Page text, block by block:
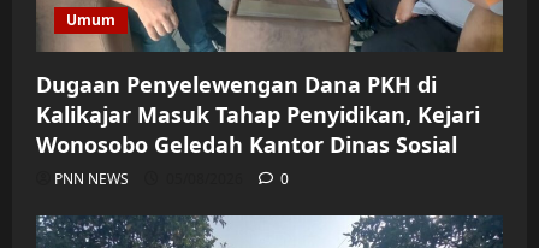
Umum
Dugaan Penyelewengan Dana PKH di
Kalikajar Masuk Tahap Penyidikan, Kejari
Wonosobo Geledah Kantor Dinas Sosial
PNN NEWS 0